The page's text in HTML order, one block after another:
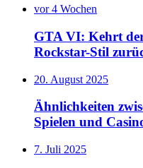
vor 4 Wochen
GTA VI: Kehrt
Rockstar-Stil
20. August 2025
Ähnlichkeiten
Spielen und
7. Juli 2025